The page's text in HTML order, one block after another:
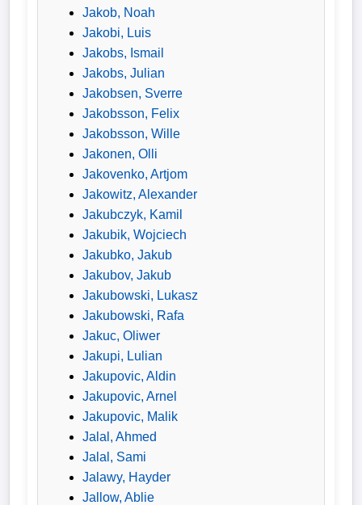
Jakob, Noah
Jakobi, Luis
Jakobs, Ismail
Jakobs, Julian
Jakobsen, Sverre
Jakobsson, Felix
Jakobsson, Wille
Jakonen, Olli
Jakovenko, Artjom
Jakowitz, Alexander
Jakubczyk, Kamil
Jakubik, Wojciech
Jakubko, Jakub
Jakubov, Jakub
Jakubowski, Lukasz
Jakubowski, Rafa
Jakuc, Oliwer
Jakupi, Lulian
Jakupovic, Aldin
Jakupovic, Arnel
Jakupovic, Malik
Jalal, Ahmed
Jalal, Sami
Jalawy, Hayder
Jallow, Ablie